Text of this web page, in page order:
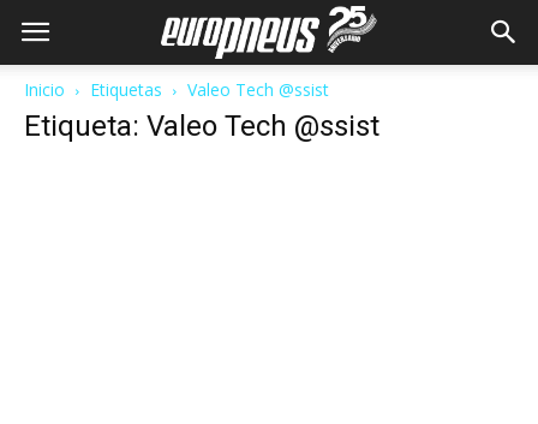
Inicio Etiquetas Valeo Tech @ssist
Etiqueta: Valeo Tech @ssist